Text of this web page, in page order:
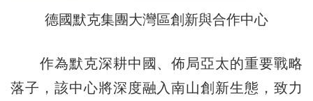
德國默克集團大灣區創新與合作中心
作為默克深耕中國、佈局亞太的重要戰略
落子，該中心將深度融入南山創新生態，致力